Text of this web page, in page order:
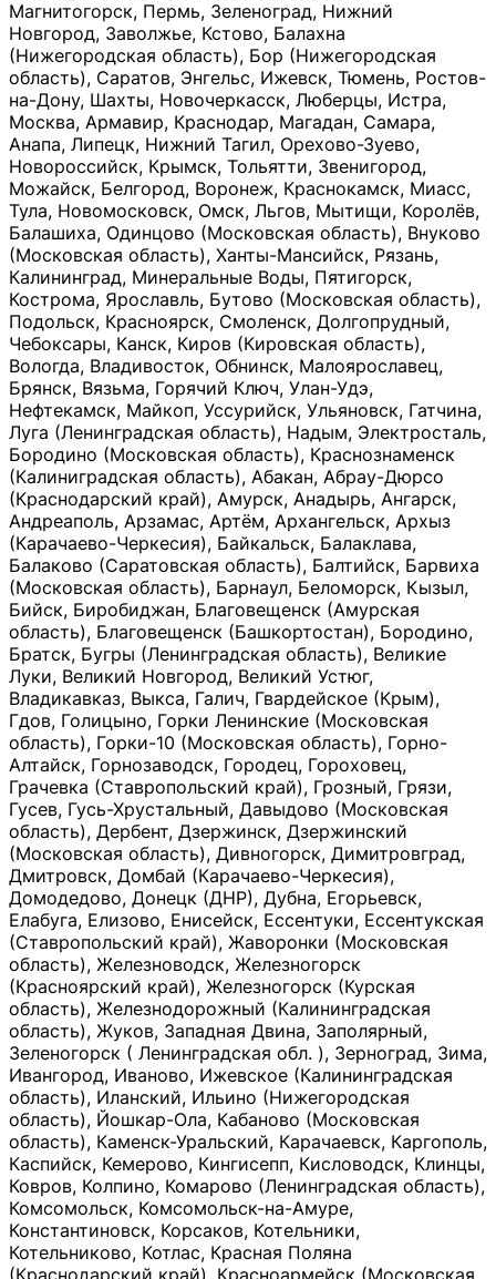
Магнитогорск, Пермь, Зеленоград, Нижний
Новгород, Заволжье, Кстово, Балахна
(Нижегородская область), Бор (Нижегородская
область), Саратов, Энгельс, Ижевск, Тюмень, Ростов-
на-Дону, Шахты, Новочеркасск, Люберцы, Истра,
Москва, Армавир, Краснодар, Магадан, Самара,
Анапа, Липецк, Нижний Тагил, Орехово-Зуево,
Новороссийск, Крымск, Тольятти, Звенигород,
Можайск, Белгород, Воронеж, Краснокамск, Миасс,
Тула, Новомосковск, Омск, Льгов, Мытищи, Королёв,
Балашиха, Одинцово (Московская область), Внуково
(Московская область), Ханты-Мансийск, Рязань,
Калининград, Минеральные Воды, Пятигорск,
Кострома, Ярославль, Бутово (Московская область),
Подольск, Красноярск, Смоленск, Долгопрудный,
Чебоксары, Канск, Киров (Кировская область),
Вологда, Владивосток, Обнинск, Малоярославец,
Брянск, Вязьма, Горячий Ключ, Улан-Удэ,
Нефтекамск, Майкоп, Уссурийск, Ульяновск, Гатчина,
Луга (Ленинградская область), Надым, Электросталь,
Бородино (Московская область), Краснознаменск
(Калиниградская область), Абакан, Абрау-Дюрсо
(Краснодарский край), Амурск, Анадырь, Ангарск,
Андреаполь, Арзамас, Артём, Архангельск, Архыз
(Карачаево-Черкесия), Байкальск, Балаклава,
Балаково (Саратовская область), Балтийск, Барвиха
(Московская область), Барнаул, Беломорск, Кызыл,
Бийск, Биробиджан, Благовещенск (Амурская
область), Благовещенск (Башкортостан), Бородино,
Братск, Бугры (Ленинградская область), Великие
Луки, Великий Новгород, Великий Устюг,
Владикавказ, Выкса, Галич, Гвардейское (Крым),
Гдов, Голицыно, Горки Ленинские (Московская
область), Горки-10 (Московская область), Горно-
Алтайск, Горнозаводск, Городец, Гороховец,
Грачевка (Ставропольский край), Грозный, Грязи,
Гусев, Гусь-Хрустальный, Давыдово (Московская
область), Дербент, Дзержинск, Дзержинский
(Московская область), Дивногорск, Димитровград,
Дмитровск, Домбай (Карачаево-Черкесия),
Домодедово, Донецк (ДНР), Дубна, Егорьевск,
Елабуга, Елизово, Енисейск, Ессентуки, Ессентукская
(Ставропольский край), Жаворонки (Московская
область), Железноводск, Железногорск
(Красноярский край), Железногорск (Курская
область), Железнодорожный (Калининградская
область), Жуков, Западная Двина, Заполярный,
Зеленогорск ( Ленинградская обл. ), Зерноград, Зима,
Ивангород, Иваново, Ижевское (Калининградская
область), Иланский, Ильино (Нижегородская
область), Йошкар-Ола, Кабаново (Московская
область), Каменск-Уральский, Карачаевск, Каргополь,
Каспийск, Кемерово, Кингисепп, Кисловодск, Клинцы,
Ковров, Колпино, Комарово (Ленинградская область),
Комсомольск, Комсомольск-на-Амуре,
Константиновск, Корсаков, Котельники,
Котельниково, Котлас, Красная Поляна
(Краснодарский край), Красноармейск (Московская